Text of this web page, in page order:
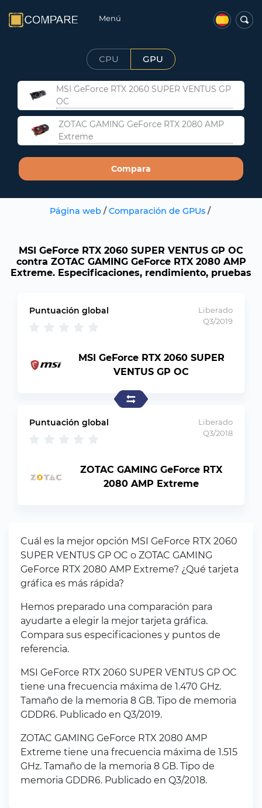
Menú
CPU GPU
MSI GeForce RTX 2060 SUPER VENTUS GP
OC
ZOTAC GAMING GeForce RTX 2080 AMP
Extreme
Compara
Página web/ Comparación de GPUs/
MSI GeForce RTX 2060 SUPER VENTUS GP OC
contra ZOTAC GAMING GeForce RTX 2080 AMP
Extreme. Especificaciones, rendimiento, pruebas
Puntuación global
Liberado
Q3/2019
MSI GeForce RTX 2060 SUPER
VENTUS GP OC
Liberado
Q3/2018
Puntuación global
ZOTAC GAMING GeForce RTX
2080 AMP Extreme
Cuál es la mejor opción MSI GeForce RTX 2060
SUPER VENTUS GP OC o ZOTAC GAMING
GeForce RTX 2080 AMP Extreme? ¿Qué tarjeta
gráfica es más rápida?
Hemos preparado una comparación para
ayudarte a elegir la mejor tarjeta gráfica.
Compara sus especificaciones y puntos de
referencia.
MSI GeForce RTX 2060 SUPER VENTUS GP OC
tiene una frecuencia máxima de 1.470 GHz.
Tamaño de la memoria 8 GB. Tipo de memoria
GDDR6. Publicado en Q3/2019.
ZOTAC GAMING GeForce RTX 2080 AMP
Extreme tiene una frecuencia máxima de 1.515
GHz. Tamaño de la memoria 8 GB. Tipo de
memoria GDDR6. Publicado en Q3/2018.